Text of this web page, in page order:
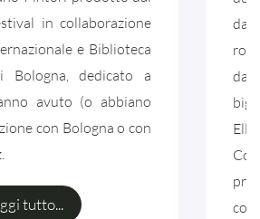
in collaborazione
e Biblioteca
Bologna, dedicato a
avuto (o abbiano
con Bologna o con
tutto...
da
da
big